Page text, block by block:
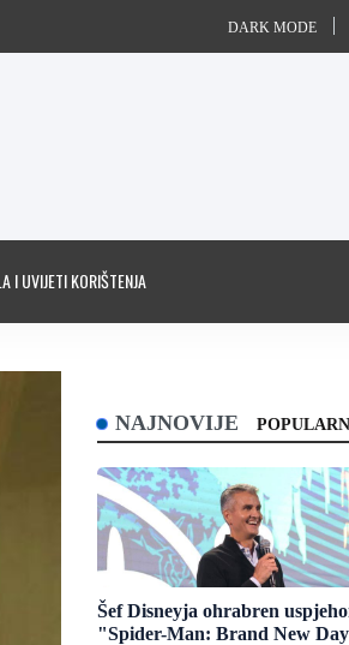
DARK MODE
I UVIJETI KORIŠTENJA
NAJNOVIJE
Šef Disneyja ohrabren
"Spider-Man: Brand New